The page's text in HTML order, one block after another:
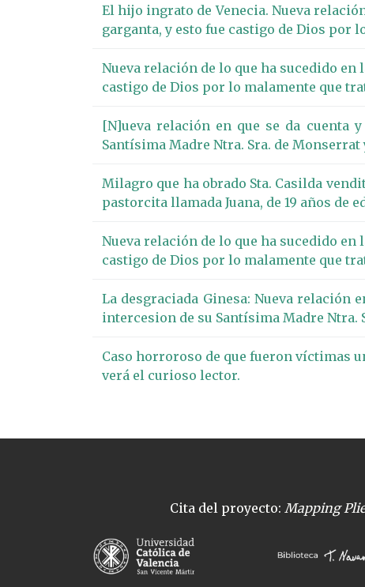
El hijo ingrato de Venecia. Nueva
garganta, y esto fue castigo de Dios por
Nueva relación de lo que ha sucedido
castigo de Dios por lo malamente que
[N]ueva relación en que se da cuenta
Santísima Madre Ntra. Sra. de
Milagro que ha obrado Sta. Casilda
pastorcita llamada Juana, de 19 años de
Nueva relación de lo que ha sucedido
castigo de Dios por lo malamente que
La desgraciada Ginesa: Nueva relación
intercesion de su Santísima Madre Ntra.
Caso horroroso de que fueron víctimas
verá el curioso lector.
Cita del proyecto: Mapping